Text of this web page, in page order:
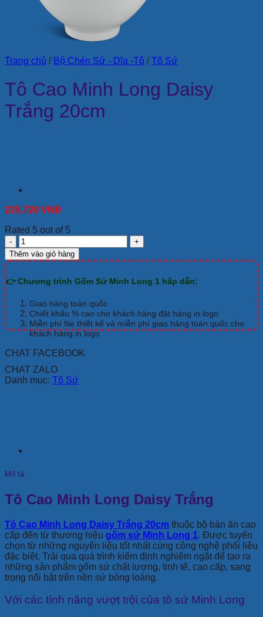
Trang chủ / Bộ Chén Sứ - Dĩa -Tô / Tô Sứ
Tô Cao Minh Long Daisy
Trắng 20cm
225,720 VNĐ
Rated 5 out of 5
Tô
Cao
Minh
Daisy
20cm
số
lượng
Thêm vào giỏ hàng
👉 Chương trình Gốm Sứ Minh Long 1 hấp dẫn:
Giao hàng toàn quốc
Chiết khấu % cao cho khách hàng đặt hàng in logo
Miễn phí file thiết kế và miễn phí giao hàng toàn quốc cho
khách hàng in logo
CHAT FACEBOOK
CHAT ZALO
Danh mục: Tô Sứ
Mô tả
Tô Cao Minh Long Daisy Trắng
Tô Cao Minh Long Daisy Trắng 20cm thuộc bộ bàn ăn cao
cấp đến từ thương hiệu gốm sứ Minh Long 1. Được tuyển
chọn từ những nguyên liệu tốt nhất cùng công nghệ phối liệu
đặc biệt. Trải qua quá trình kiểm định nghiêm ngặt để tạo ra
những sản phẩm gốm sứ chất lượng, tinh tế, cao cấp, sang
trọng nổi bật trên nền sứ bóng loáng.
Với các tính năng vượt trội của tô sứ Minh Long